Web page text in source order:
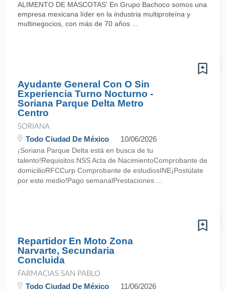
ALIMENTO DE MASCOTAS' En Grupo Bachoco somos una
empresa mexicana líder en la industria multiproteína y
multinegocios, con más de 70 años ...
Ayudante General Con O Sin
Experiencia Turno Nocturno -
Soriana Parque Delta Metro
Centro
SORIANA
Todo Ciudad De México 10/06/2026
¡Soriana Parque Delta está en busca de tu
talento!Requisitos:NSS Acta de NacimientoComprobante de
domicilioRFCCurp Comprobante de estudiosINE¡Postúlate
por este medio!Pago semanalPrestaciones ...
Repartidor En Moto Zona
Narvarte, Secundaria
Concluida
FARMACIAS SAN PABLO
Todo Ciudad De México 11/06/2026